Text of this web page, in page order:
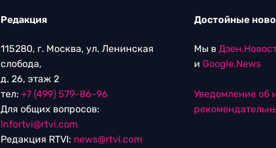
Редакция
115280, г. Москва, ул. Ленинская
слобода,
д. 26, этаж 2
тел: +7 (499) 579-86-96
Для общих вопросов:
Infortvi@rtvi.com
Редакция RTVI: news@rtvi.com
Достойные
Мы в
и Google.News
Уведомление об